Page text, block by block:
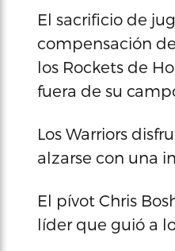
El sacrificio de
compensación
los Rockets de
fuera de su
Los Warriors
alzarse con una
El pívot Chris
líder que guió a